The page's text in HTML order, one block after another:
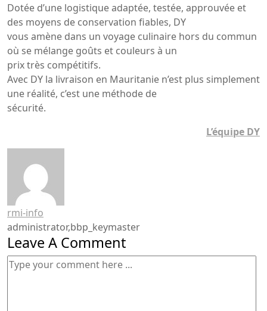
Dotée d’une logistique adaptée, testée, approuvée et
des moyens de conservation fiables, DY
vous amène dans un voyage culinaire hors du commun
où se mélange goûts et couleurs à un
prix très compétitifs.
Avec DY la livraison en Mauritanie n’est plus simplement
une réalité, c’est une méthode de
sécurité.
L’équipe DY
rmi-info
administrator,bbp_keymaster
Leave A Comment